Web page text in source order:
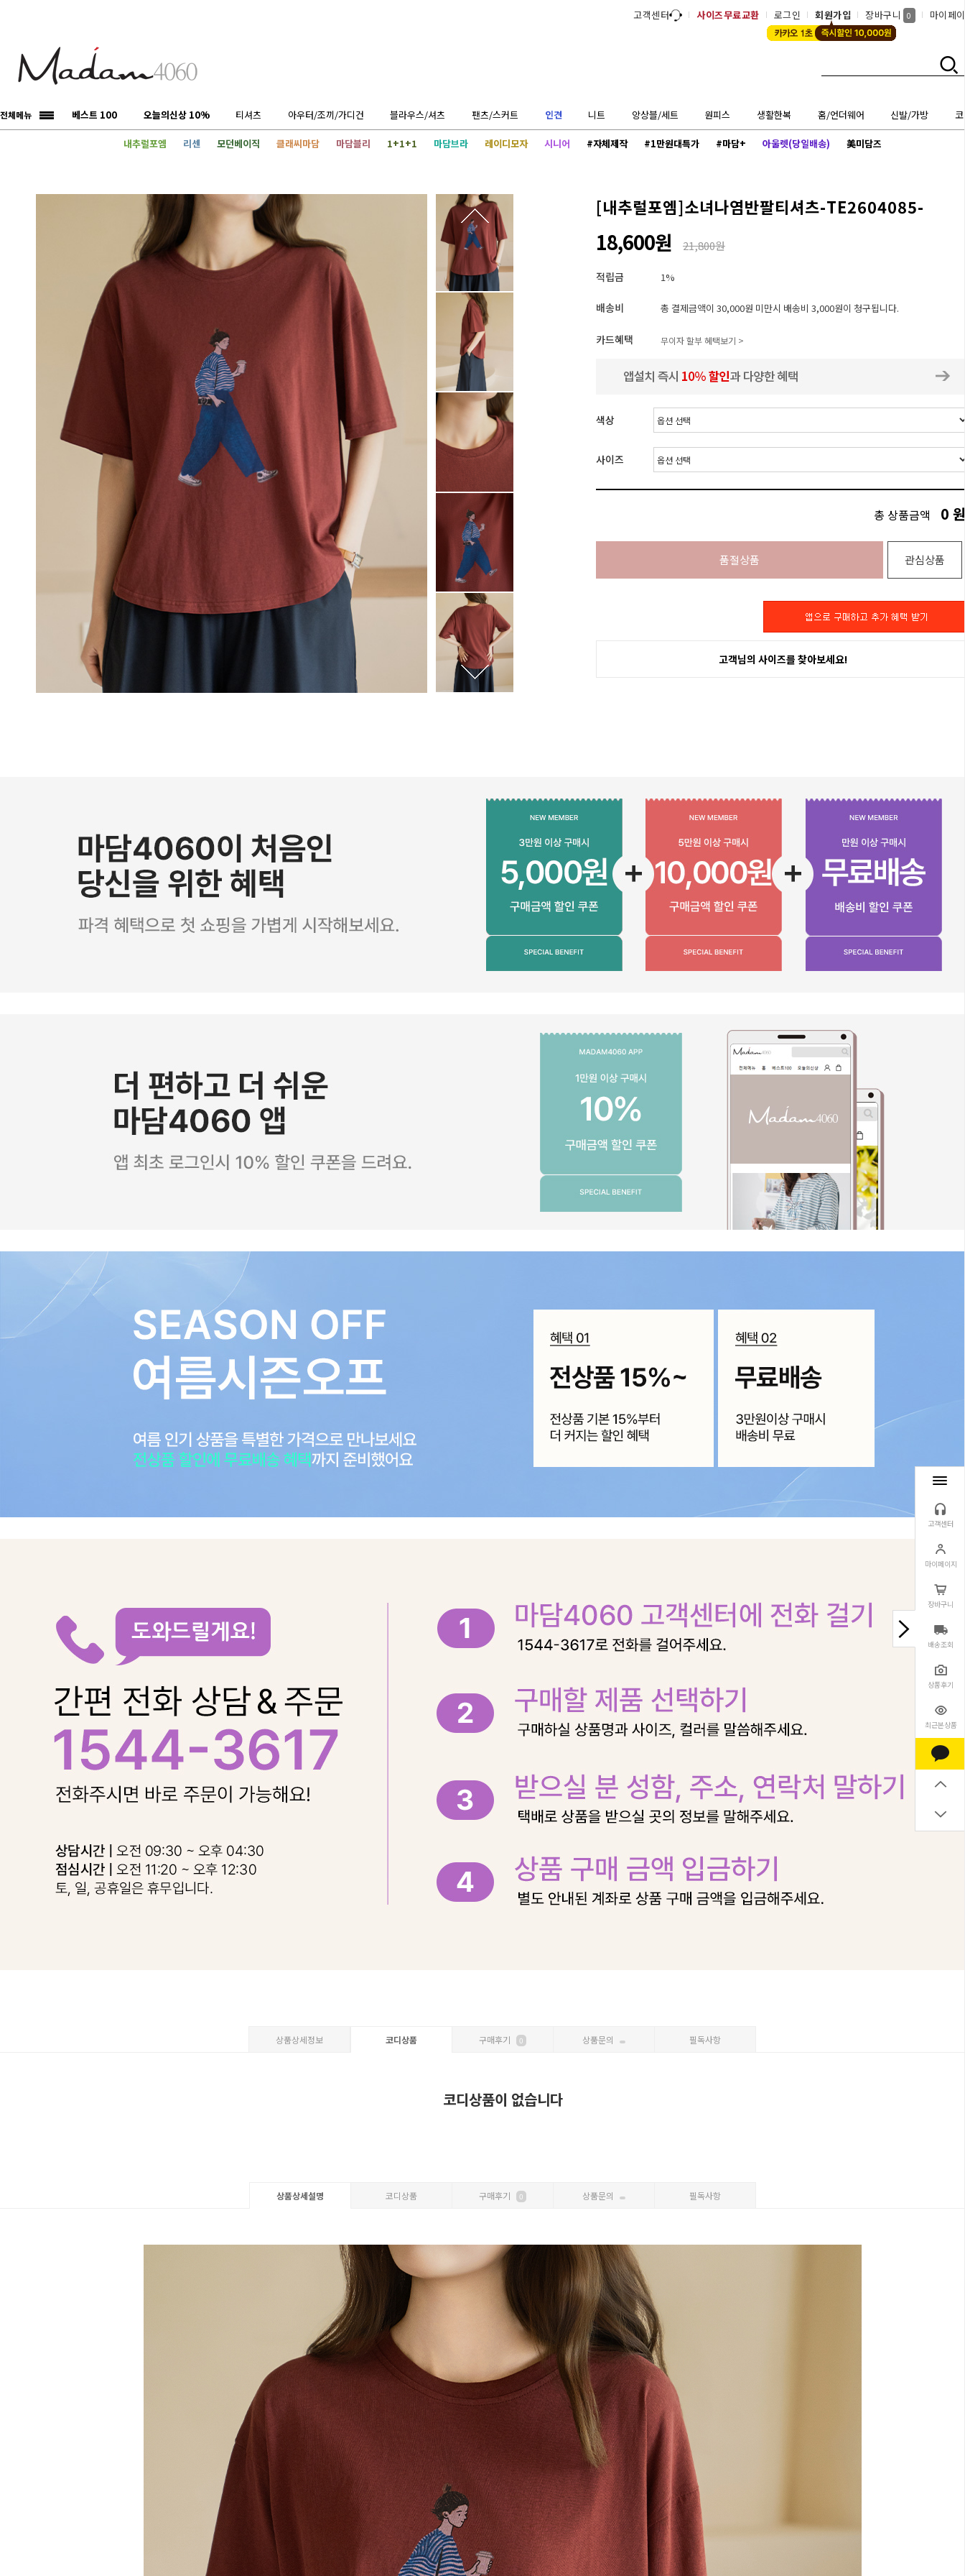
고객센터
마이페이지
장바구니
배송조회
상품후기
최근본상품
고객센터 사이즈무료교환 로그인 회원가입 장바구니 0 마이페
전체메뉴 베스트 100 오늘의신상 10% 티셔츠 아우터/조끼/가디건 블라우스/셔츠 팬츠/스커트 인견 니트 앙상블/세트 원피스 생활한복 홈/언더웨어 신발/가방
내추럴포엠 리센 모던베이직 클래씨마담 마담블리 1+1+1 마담브라 레이디모자 시니어 #자체제작 #1만원대특가 #마담+ 아울렛(당일배송) 美미담즈
[내추럴포엠]소녀나염반팔티셔츠-TE2604085-
18,600원 21,800원
적립금 1%
배송비 총 결제금액이 30,000원 미만시 배송비 3,000원이 청구됩니다.
카드혜택 무이자 할부 혜택보기 >
색상
사이즈
총 상품금액 0 원
품절상품 관심상품
고객님의 사이즈를 찾아보세요!
상품상세정보 코디상품 구매후기 0 상품문의 필독사항
코디상품이 없습니다
상품상세설명 코디상품 구매후기 0 상품문의 필독사항